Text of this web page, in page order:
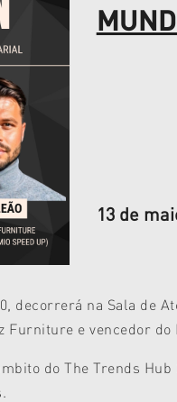
13 de
decorrerá na Sala de
Furniture e vencedor do
do The Trends